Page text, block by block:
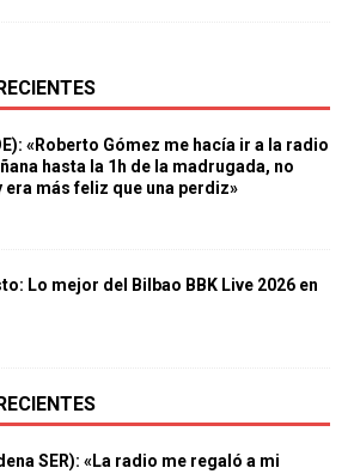
«Roberto Gómez me hacía ir a la radio
hasta la 1h de la madrugada, no
era más feliz que una perdiz»
Lo mejor del Bilbao BBK Live 2026 en
SER): «La radio me regaló a mi